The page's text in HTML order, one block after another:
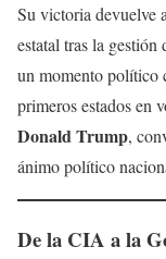
Su victoria devuelve
estatal tras la
un momento político
primeros estados en
Donald Trump,
ánimo político
De la CIA a la